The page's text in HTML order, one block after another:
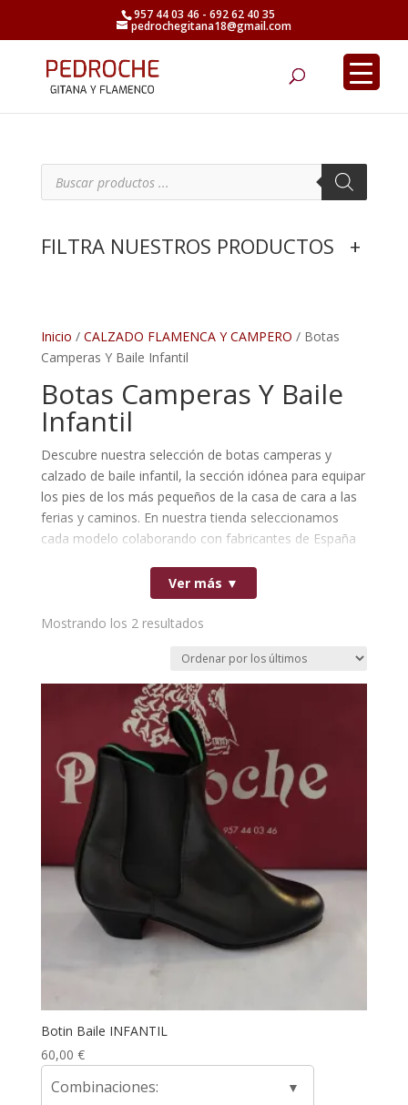
957 44 03 46 - 692 62 40 35
pedrochegitana18@gmail.com
Inicio / CALZADO FLAMENCA Y CAMPERO / Botas
Camperas Y Baile Infantil
Botas Camperas Y Baile
Infantil
Descubre nuestra selección de botas camperas y
calzado de baile infantil, la sección idónea para equipar
los pies de los más pequeños de la casa de cara a las
ferias y caminos. En nuestra tienda seleccionamos
cada modelo colaborando con fabricantes de España
suaves que protegen sus pies y un patronaje de
costura nacional de alta resistencia.
Estas botas y botines camperos para niño y niña
que disfruten de las jornadas de romería con total
libertad de movimiento. Encuentra el par perfecto en
nuestro catálogo con la total confianza de un diseño
de origen 100% español.
Ver más ▼
Mostrando los 2 resultadosOrdenado
los
últimos
Botin Baile INFANTIL
60,00 €
Combinaciones:
B
d
a
d
u
c
o
s
FILTRA NUESTROS PRODUCTOS +